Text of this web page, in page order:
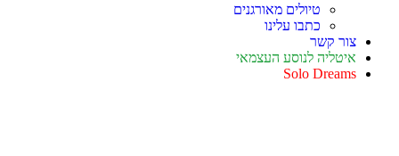
טיולים מאורגנים
כתבו עלינו
צור קשר
איטליה לנוסע העצמאי
Solo Dreams